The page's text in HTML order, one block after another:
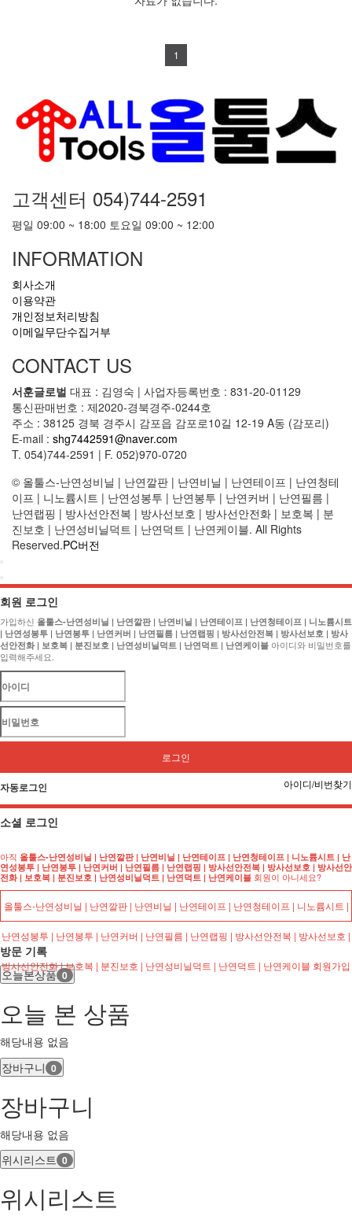
1
고객센터 054)744-2591
평일 09:00 ~ 18:00 토요일 09:00 ~ 12:00
INFORMATION
회사소개
이용약관
개인정보처리방침
이메일무단수집거부
CONTACT US
서훈글로벌 대표 : 김영숙 | 사업자등록번호 : 831-20-01129
통신판매번호 : 제2020-경북경주-0244호
주소 : 38125 경북 경주시 감포읍 감포로10길 12-19 A동 (감포리)
E-mail : shg7442591@naver.com
T. 054)744-2591 | F. 052)970-0720
© 올툴스-난연성비닐 | 난연깔판 | 난연비닐 | 난연테이프 | 난연청테
이프 | 니노륨시트 | 난연성봉투 | 난연봉투 | 난연커버 | 난연필름 |
난연랩핑 | 방사선안전복 | 방사선보호 | 방사선안전화 | 보호복 | 분
진보호 | 난연성비닐덕트 | 난연덕트 | 난연케이블. All Rights
Reserved.PC버전
회원 로그인
가입하신 올툴스-난연성비닐 | 난연깔판 | 난연비닐 | 난연테이프 | 난연청테이프 | 니노륨시트
| 난연성봉투 | 난연봉투 | 난연커버 | 난연필름 | 난연랩핑 | 방사선안전복 | 방사선보호 | 방사
선안전화 | 보호복 | 분진보호 | 난연성비닐덕트 | 난연덕트 | 난연케이블 아이디와 비밀번호를
입력해주세요.
로그인
자동로그인 아이디/비번찾기
소셜 로그인
아직 올툴스-난연성비닐 | 난연깔판 | 난연비닐 | 난연테이프 | 난연청테이프 | 니노륨시트 | 난
연성봉투 | 난연봉투 | 난연커버 | 난연필름 | 난연랩핑 | 방사선안전복 | 방사선보호 | 방사선안
전화 | 보호복 | 분진보호 | 난연성비닐덕트 | 난연덕트 | 난연케이블 회원이 아니세요?
올툴스-난연성비닐 | 난연깔판 | 난연비닐 | 난연테이프 | 난연청테이프 | 니노륨시트 |
난연성봉투 | 난연봉투 | 난연커버 | 난연필름 | 난연랩핑 | 방사선안전복 | 방사선보호 |
방사선안전화 | 보호복 | 분진보호 | 난연성비닐덕트 | 난연덕트 | 난연케이블 회원가입
방문 기록
오늘본상품 0
오늘 본 상품
해당내용 없음
장바구니 0
장바구니
해당내용 없음
위시리스트 0
위시리스트